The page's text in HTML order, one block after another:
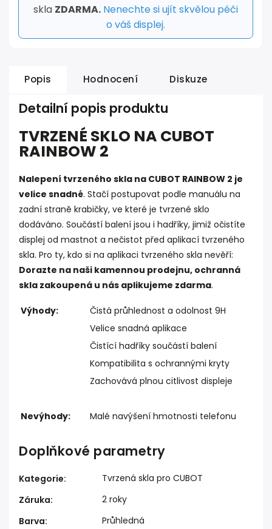
skla ZDARMA. Nenechte si ujít skvělou péči
o váš displej.
Popis Hodnocení Diskuze
Detailní popis produktu
TVRZENÉ SKLO NA CUBOT
RAINBOW 2
Nalepení tvrzeného skla na CUBOT RAINBOW 2 je
velice snadné. Stačí postupovat podle manuálu na
zadní straně krabičky, ve které je tvrzené sklo
dodáváno. Součástí balení jsou i hadříky, jimiž očistíte
displej od mastnot a nečistot před aplikací tvrzeného
skla. Pro ty, kdo si na aplikaci tvrzeného skla nevěří:
Dorazte na naši kamennou prodejnu, ochranná
skla zakoupená u nás aplikujeme zdarma.
Výhody:
Čistá průhlednost a odolnost 9H
Velice snadná aplikace
Čistící hadříky součástí balení
Kompatibilita s ochrannými kryty
Zachovává plnou citlivost displeje
Nevýhody: Malé navýšení hmotnosti telefonu
Doplňkové parametry
Kategorie:
Tvrzená skla pro CUBOT
Záruka:
2 roky
Barva:
Průhledná